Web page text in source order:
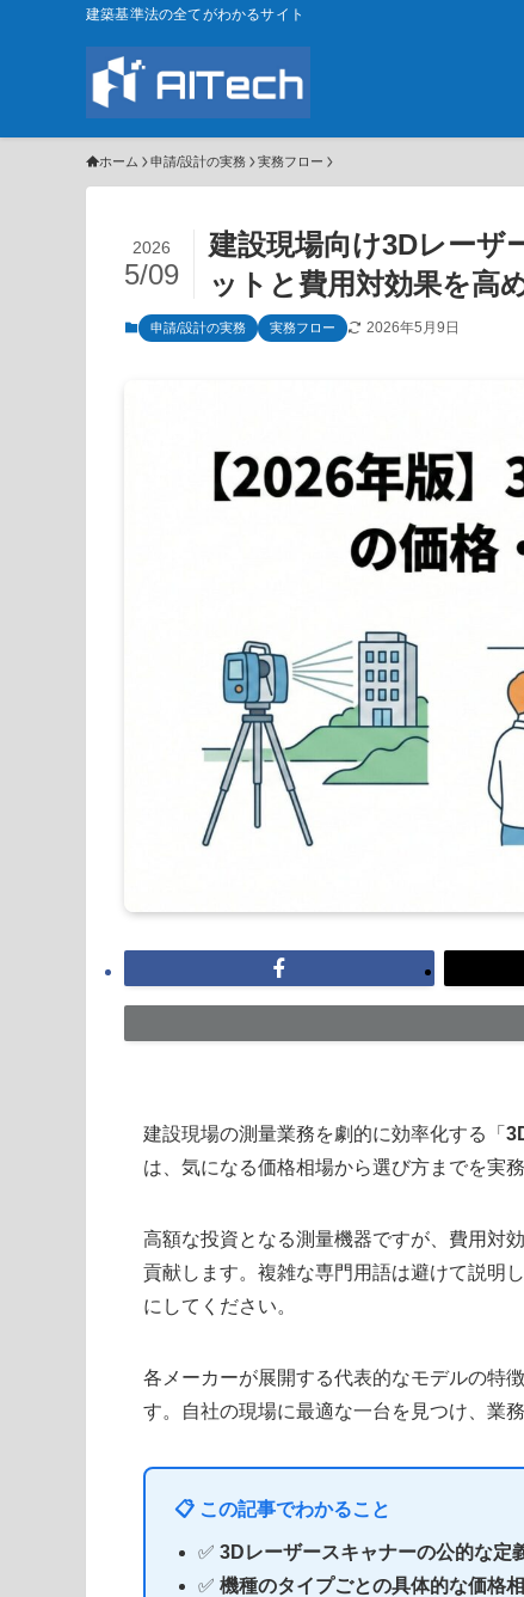
建築基準法の全てがわかるサイト
ホーム 申請/設計の実務 実務フロー
建設現場向け3Dレーザ
ットと費用対効果を高
2026
5/09
申請/設計の実務 実務フロー 2026年5月9日
建設現場の測量業務を劇的に効率化する「
は、気になる価格相場から選び方までを実
高額な投資となる測量機器ですが、費用対
貢献します。複雑な専門用語は避けて説明
にしてください。
各メーカーが展開する代表的なモデルの特
す。自社の現場に最適な一台を見つけ、業
📋 この記事でわかること
✅ 3Dレーザースキャナーの公的な定
✅ 機種のタイプごとの具体的な価格